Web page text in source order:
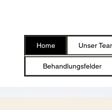
Home Unser
Behandlungsfelder